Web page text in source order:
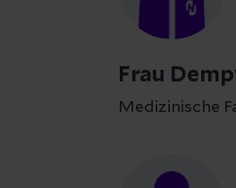
Frau
Medizinische